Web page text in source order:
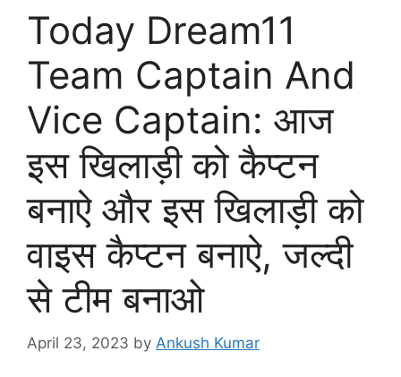
Today Dream11
Team Captain And
Vice Captain: आज
इस खिलाड़ी को कैप्टन
बनाऐ और इस खिलाड़ी को
वाइस कैप्टन बनाऐ, जल्दी
से टीम बनाओ
April 23, 2023 by Ankush Kumar